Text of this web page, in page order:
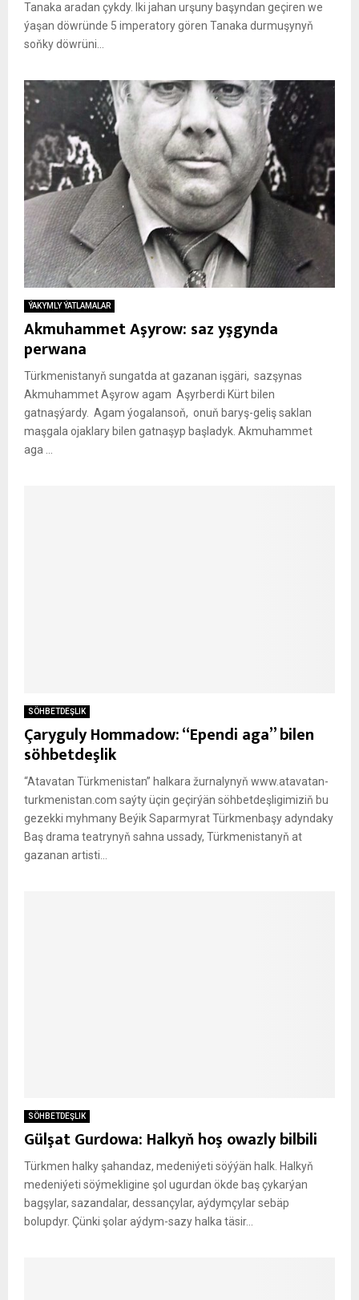
Tanaka aradan çykdy. Iki jahan urşuny başyndan geçiren we
ýaşan döwründe 5 imperatory gören Tanaka durmuşynyň
soňky döwrüni...
ÝAKYMLY ÝATLAMALAR
Akmuhammet Aşyrow: saz yşgynda
perwana
Türkmenistanyň sungatda at gazanan işgäri, sazşynas
Akmuhammet Aşyrow agam Aşyrberdi Kürt bilen
gatnaşýardy. Agam ýogalansoň, onuň baryş-geliş saklan
maşgala ojaklary bilen gatnaşyp başladyk. Akmuhammet
aga ...
SÖHBETDEŞLIK
Çaryguly Hommadow: “Ependi aga” bilen
söhbetdeşlik
“Atavatan Türkmenistan” halkara žurnalynyň www.atavatan-
turkmenistan.com saýty üçin geçirýän söhbetdeşligimiziň bu
gezekki myhmany Beýik Saparmyrat Türkmenbaşy adyndaky
Baş drama teatrynyň sahna ussady, Türkmenistanyň at
gazanan artisti...
SÖHBETDEŞLIK
Gülşat Gurdowa: Halkyň hoş owazly bilbili
Türkmen halky şahandaz, medeniýeti söýýän halk. Halkyň
medeniýeti söýmekligine şol ugurdan ökde baş çykarýan
bagşylar, sazandalar, dessançylar, aýdymçylar sebäp
bolupdyr. Çünki şolar aýdym-sazy halka täsir...